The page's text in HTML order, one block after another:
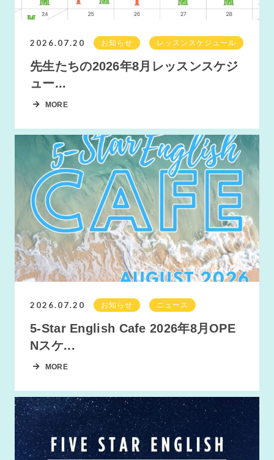
2026.07.20 お知らせ レッスンスケジュール
先生たちの2026年8月レッスンスケジ
ュー...
MORE
2026.07.20 お知らせ ニュース
5-Star English Cafe 2026年8月OPE
Nスケ...
MORE